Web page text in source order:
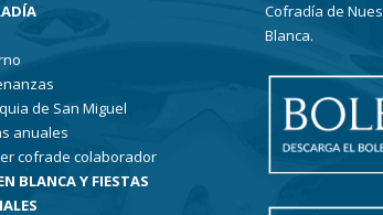
de San Miguel
anuales
cofrade colaborador
BLANCA Y FIESTAS
Cofradía de
Blanca.